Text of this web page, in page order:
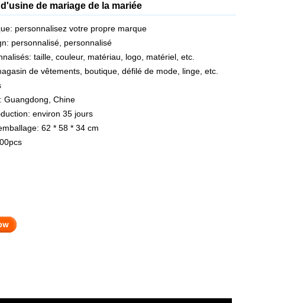
de mariage de la mariée
personnalisez votre propre marque
personnalisé, personnalisé
taille, couleur, matériau, logo, matériel, etc.
de vêtements, boutique, défilé de mode, linge, etc.
Guangdong, Chine
environ 35 jours
62 * 58 * 34 cm